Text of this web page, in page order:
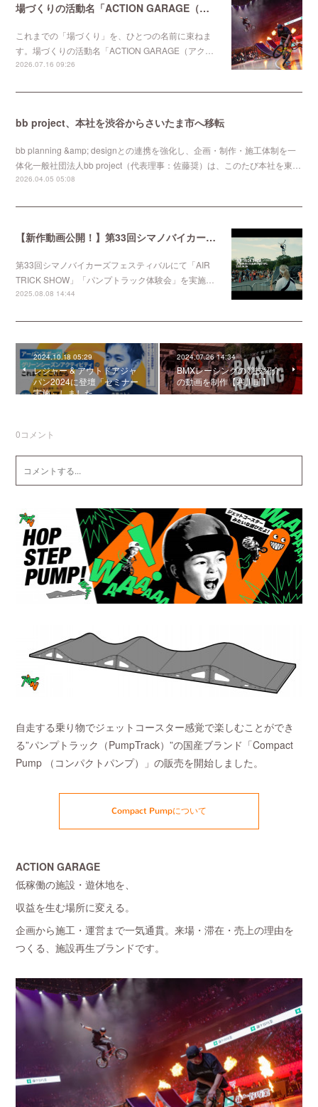
場づくりの活動名「ACTION GARAGE（アクションガレージ）」を始動
これまでの「場づくり」を、ひとつの名前に束ねま
す。場づくりの活動名「ACTION GARAGE（アク…
2026.07.16 09:26
bb project、本社を渋谷からさいたま市へ移転
bb planning &amp; designとの連携を強化し、企画・制作・施工体制を一
体化一般社団法人bb project（代表理事：佐藤奨）は、このたび本社を東…
2026.04.05 05:08
【新作動画公開！】第33回シマノバイカーズフェスティバルにて「AIR TRICK SHOW」「パンプトラック体験会」を実施しました。
第33回シマノバイカーズフェスティバルにて「AIR
TRICK SHOW」「パンプトラック体験会」を実施…
2025.08.08 14:44
2024.10.18 05:29
レジャー & アウトドアジャ
パン2024に登壇「セミナー
実施」しました。
2024.07.26 14:34
BMXレーシングの競技紹介
の動画を制作【寒川町】
0コメント
自走する乗り物でジェットコースター感覚で楽しむことができ
る”パンプトラック（PumpTrack）”の国産ブランド「Compact
Pump （コンパクトパンプ）」の販売を開始しました。
Compact Pumpについて
ACTION GARAGE
低稼働の施設・遊休地を、
収益を生む場所に変える。
企画から施工・運営まで一気通貫。来場・滞在・売上の理由を
つくる、施設再生ブランドです。